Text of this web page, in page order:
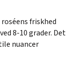
friskhed
8-10 grader. Det
nuancer